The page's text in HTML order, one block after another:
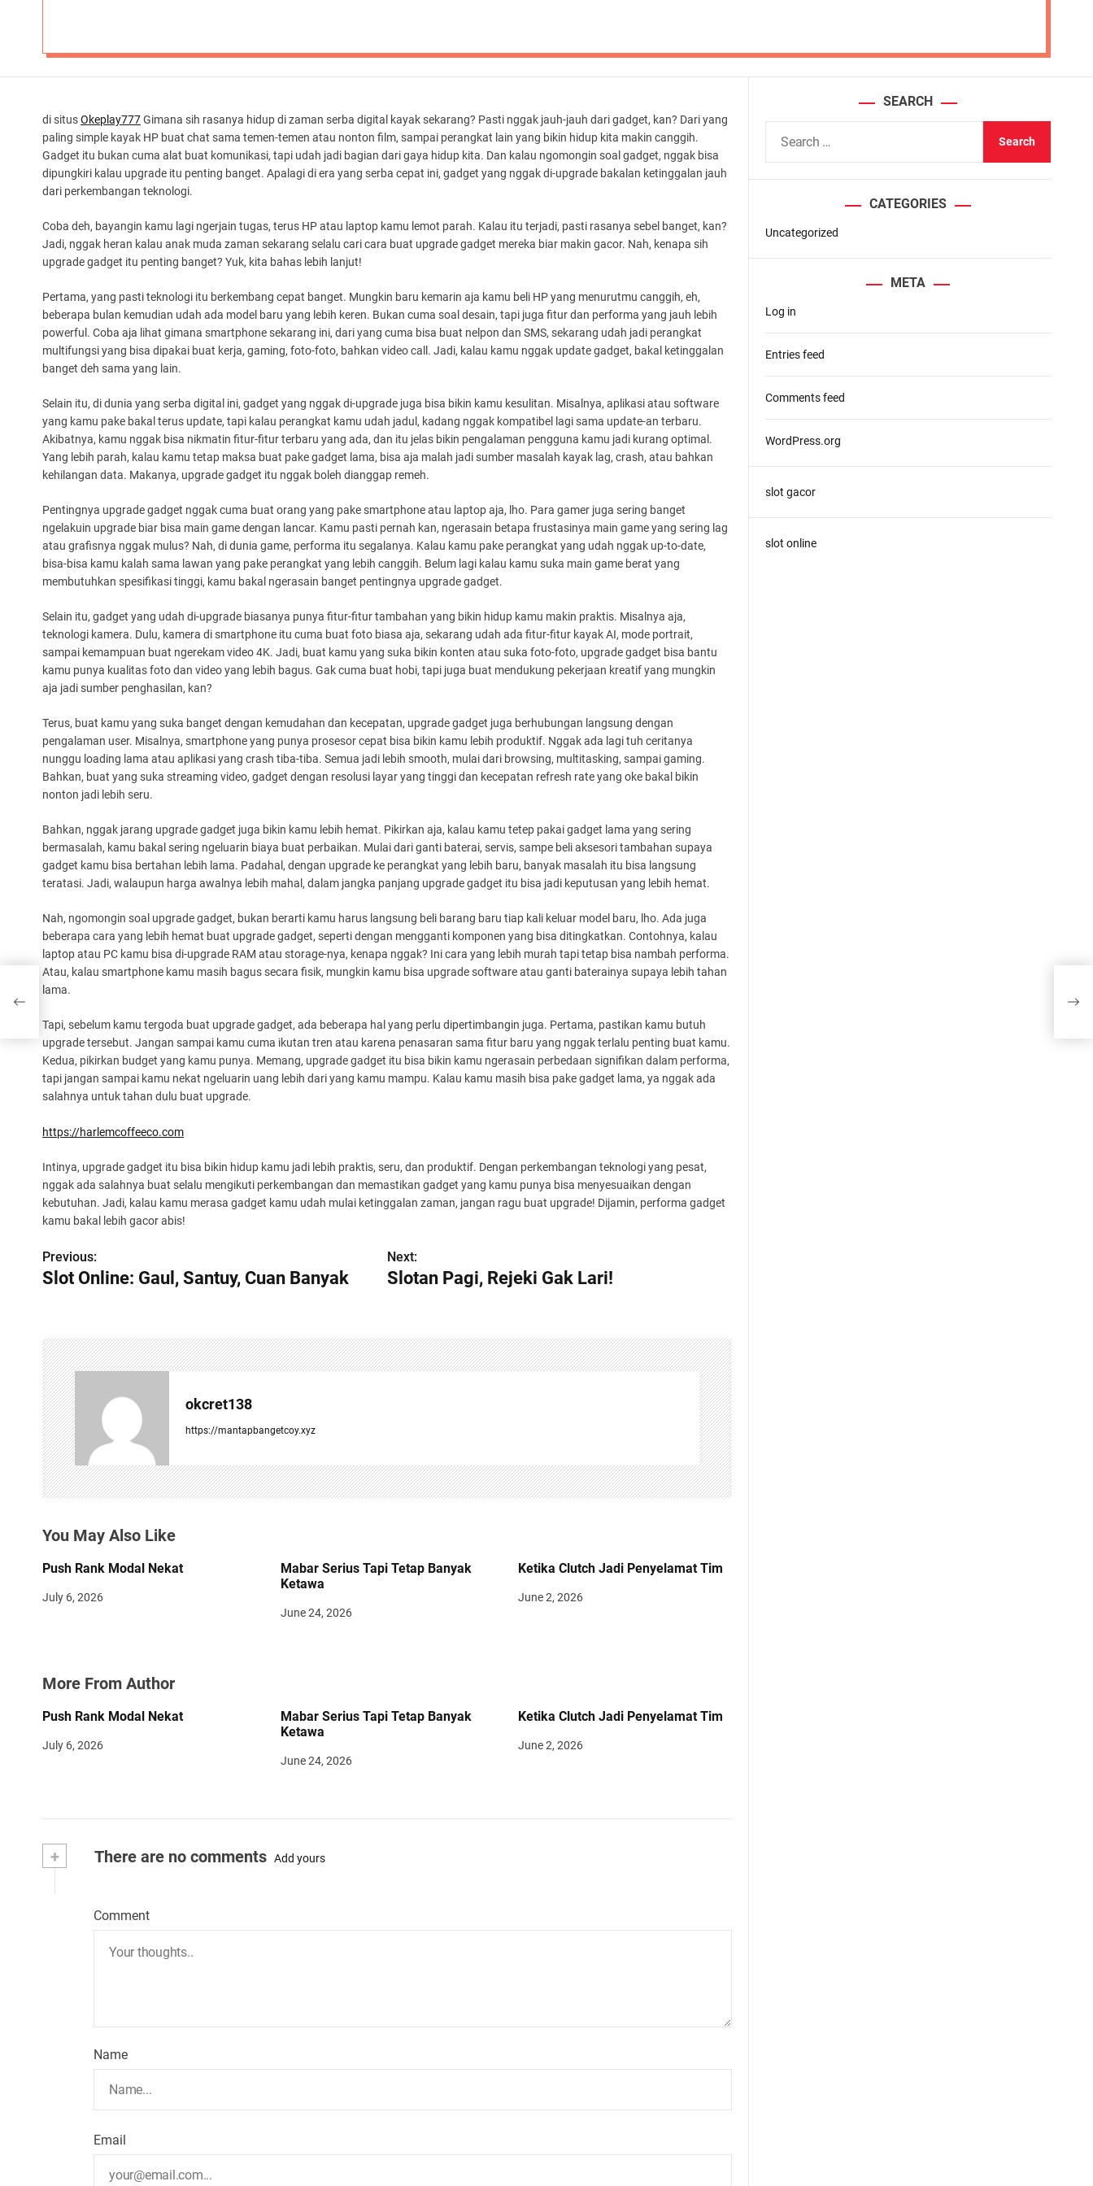
di situsOkeplay777Gimana sih rasanya hidup di zaman serba digital kayak sekarang? Pasti nggak jauh-jauh dari gadget, kan? Dari yang
paling simple kayak HP buat chat sama temen-temen atau nonton film, sampai perangkat lain yang bikin hidup kita makin canggih.
Gadget itu bukan cuma alat buat komunikasi, tapi udah jadi bagian dari gaya hidup kita. Dan kalau ngomongin soal gadget, nggak bisa
dipungkiri kalau upgrade itu penting banget. Apalagi di era yang serba cepat ini, gadget yang nggak di-upgrade bakalan ketinggalan jauh
dari perkembangan teknologi.
Coba deh, bayangin kamu lagi ngerjain tugas, terus HP atau laptop kamu lemot parah. Kalau itu terjadi, pasti rasanya sebel banget, kan?
Jadi, nggak heran kalau anak muda zaman sekarang selalu cari cara buat upgrade gadget mereka biar makin gacor. Nah, kenapa sih
upgrade gadget itu penting banget? Yuk, kita bahas lebih lanjut!
Pertama, yang pasti teknologi itu berkembang cepat banget. Mungkin baru kemarin aja kamu beli HP yang menurutmu canggih, eh,
beberapa bulan kemudian udah ada model baru yang lebih keren. Bukan cuma soal desain, tapi juga fitur dan performa yang jauh lebih
powerful. Coba aja lihat gimana smartphone sekarang ini, dari yang cuma bisa buat nelpon dan SMS, sekarang udah jadi perangkat
multifungsi yang bisa dipakai buat kerja, gaming, foto-foto, bahkan video call. Jadi, kalau kamu nggak update gadget, bakal ketinggalan
banget deh sama yang lain.
Selain itu, di dunia yang serba digital ini, gadget yang nggak di-upgrade juga bisa bikin kamu kesulitan. Misalnya, aplikasi atau software
yang kamu pake bakal terus update, tapi kalau perangkat kamu udah jadul, kadang nggak kompatibel lagi sama update-an terbaru.
Akibatnya, kamu nggak bisa nikmatin fitur-fitur terbaru yang ada, dan itu jelas bikin pengalaman pengguna kamu jadi kurang optimal.
Yang lebih parah, kalau kamu tetap maksa buat pake gadget lama, bisa aja malah jadi sumber masalah kayak lag, crash, atau bahkan
kehilangan data. Makanya, upgrade gadget itu nggak boleh dianggap remeh.
Pentingnya upgrade gadget nggak cuma buat orang yang pake smartphone atau laptop aja, lho. Para gamer juga sering banget
ngelakuin upgrade biar bisa main game dengan lancar. Kamu pasti pernah kan, ngerasain betapa frustasinya main game yang sering lag
atau grafisnya nggak mulus? Nah, di dunia game, performa itu segalanya. Kalau kamu pake perangkat yang udah nggak up-to-date,
bisa-bisa kamu kalah sama lawan yang pake perangkat yang lebih canggih. Belum lagi kalau kamu suka main game berat yang
membutuhkan spesifikasi tinggi, kamu bakal ngerasain banget pentingnya upgrade gadget.
Selain itu, gadget yang udah di-upgrade biasanya punya fitur-fitur tambahan yang bikin hidup kamu makin praktis. Misalnya aja,
teknologi kamera. Dulu, kamera di smartphone itu cuma buat foto biasa aja, sekarang udah ada fitur-fitur kayak AI, mode portrait,
sampai kemampuan buat ngerekam video 4K. Jadi, buat kamu yang suka bikin konten atau suka foto-foto, upgrade gadget bisa bantu
kamu punya kualitas foto dan video yang lebih bagus. Gak cuma buat hobi, tapi juga buat mendukung pekerjaan kreatif yang mungkin
aja jadi sumber penghasilan, kan?
Terus, buat kamu yang suka banget dengan kemudahan dan kecepatan, upgrade gadget juga berhubungan langsung dengan
pengalaman user. Misalnya, smartphone yang punya prosesor cepat bisa bikin kamu lebih produktif. Nggak ada lagi tuh ceritanya
nunggu loading lama atau aplikasi yang crash tiba-tiba. Semua jadi lebih smooth, mulai dari browsing, multitasking, sampai gaming.
Bahkan, buat yang suka streaming video, gadget dengan resolusi layar yang tinggi dan kecepatan refresh rate yang oke bakal bikin
nonton jadi lebih seru.
Bahkan, nggak jarang upgrade gadget juga bikin kamu lebih hemat. Pikirkan aja, kalau kamu tetep pakai gadget lama yang sering
bermasalah, kamu bakal sering ngeluarin biaya buat perbaikan. Mulai dari ganti baterai, servis, sampe beli aksesori tambahan supaya
gadget kamu bisa bertahan lebih lama. Padahal, dengan upgrade ke perangkat yang lebih baru, banyak masalah itu bisa langsung
teratasi. Jadi, walaupun harga awalnya lebih mahal, dalam jangka panjang upgrade gadget itu bisa jadi keputusan yang lebih hemat.
Nah, ngomongin soal upgrade gadget, bukan berarti kamu harus langsung beli barang baru tiap kali keluar model baru, lho. Ada juga
beberapa cara yang lebih hemat buat upgrade gadget, seperti dengan mengganti komponen yang bisa ditingkatkan. Contohnya, kalau
laptop atau PC kamu bisa di-upgrade RAM atau storage-nya, kenapa nggak? Ini cara yang lebih murah tapi tetap bisa nambah performa.
Atau, kalau smartphone kamu masih bagus secara fisik, mungkin kamu bisa upgrade software atau ganti baterainya supaya lebih tahan
lama.
Tapi, sebelum kamu tergoda buat upgrade gadget, ada beberapa hal yang perlu dipertimbangin juga. Pertama, pastikan kamu butuh
upgrade tersebut. Jangan sampai kamu cuma ikutan tren atau karena penasaran sama fitur baru yang nggak terlalu penting buat kamu.
Kedua, pikirkan budget yang kamu punya. Memang, upgrade gadget itu bisa bikin kamu ngerasain perbedaan signifikan dalam performa,
tapi jangan sampai kamu nekat ngeluarin uang lebih dari yang kamu mampu. Kalau kamu masih bisa pake gadget lama, ya nggak ada
salahnya untuk tahan dulu buat upgrade.
https://harlemcoffeeco.com
Intinya, upgrade gadget itu bisa bikin hidup kamu jadi lebih praktis, seru, dan produktif. Dengan perkembangan teknologi yang pesat,
nggak ada salahnya buat selalu mengikuti perkembangan dan memastikan gadget yang kamu punya bisa menyesuaikan dengan
kebutuhan. Jadi, kalau kamu merasa gadget kamu udah mulai ketinggalan zaman, jangan ragu buat upgrade! Dijamin, performa gadget
kamu bakal lebih gacor abis!
P
t
n
a
v
i
a
t
i
Previous:
Slot Online: Gaul, Santuy, Cuan Banyak
Next:
Slotan Pagi, Rejeki Gak Lari!
okcret138
https://mantapbangetcoy.xyz
You May Also Like
Push Rank Modal Nekat
July 6, 2026
Mabar Serius Tapi Tetap Banyak
Ketawa
June 24, 2026
Ketika Clutch Jadi Penyelamat Tim
June 2, 2026
More From Author
Push Rank Modal Nekat
July 6, 2026
Mabar Serius Tapi Tetap Banyak
Ketawa
June 24, 2026
Ketika Clutch Jadi Penyelamat Tim
June 2, 2026
+ There are no comments Add yours
Comment
Name
Email
SEARCH
h
:
CATEGORIES
Uncategorized
META
Log in
Entries feed
Comments feed
WordPress.org
slot gacor
slot online